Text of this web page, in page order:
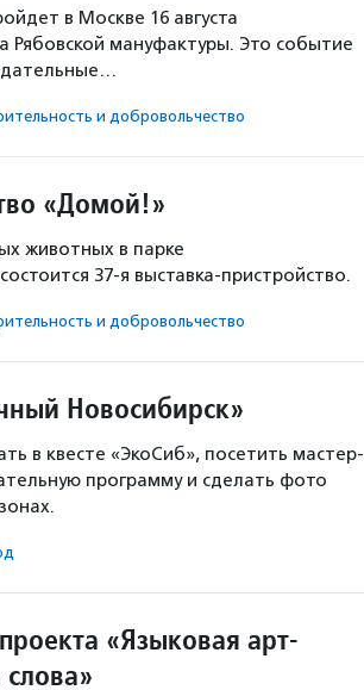
в Москве 16 августа
Рябовской мануфактуры. Это событие
и доброволь­чест­во
«Домой!»
животных в парке
37-я выставка-пристройство.
и доброволь­чест­во
Новосибирск»
в квесте «ЭкоСиб», посетить мастер-
программу и сделать фото
«Языковая арт-